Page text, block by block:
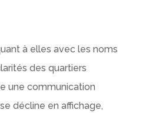
à elles avec les noms
des quartiers
une communication
décline en affichage,